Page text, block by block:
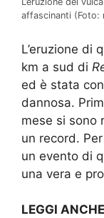
affascinanti (Foto:
L’eruzione di
km a sud di
ed è stata
dannosa.
mese si sono
un record.
un evento di
una vera e
LEGGI